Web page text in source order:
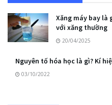
Xăng máy bay là
với xăng thường
20/04/2025
Nguyên tố hóa học là gì? Kí
03/10/2022